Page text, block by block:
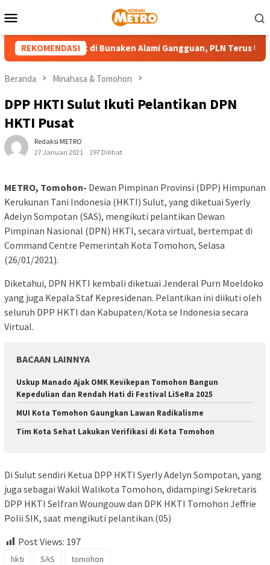
ke
Mobile
REKOMENDASI
Pembangkit di Bunaken Alami Gangguan, PLN Terus
Beranda Minahasa & Tomohon
DPP HKTI Sulut Ikuti Pelantikan DPN
HKTI Pusat
Redaksi METRO
27 Januari 2021
197 Dilihat
METRO, Tomohon- Dewan Pimpinan Provinsi (DPP) Himpunan
Kerukunan Tani Indonesia (HKTI) Sulut, yang diketuai Syerly
Adelyn Sompotan (SAS), mengikuti pelantikan Dewan
Pimpinan Nasional (DPN) HKTI, secara virtual, bertempat di
Command Centre Pemerintah Kota Tomohon, Selasa
(26/01/2021).
Diketahui, DPN HKTI kembali diketuai Jenderal Purn Moeldoko
yang juga Kepala Staf Kepresidenan. Pelantikan ini diikuti oleh
seluruh DPP HKTI dan Kabupaten/Kota se Indonesia secara
Virtual.
BACAAN LAINNYA
Uskup Manado Ajak OMK Kevikepan Tomohon Bangun
Kepedulian dan Rendah Hati di Festival LiSeRa 2025
MUI Kota Tomohon Gaungkan Lawan Radikalisme
Tim Kota Sehat Lakukan Verifikasi di Kota Tomohon
Di Sulut sendiri Ketua DPP HKTI Syerly Adelyn Sompotan, yang
juga sebagai Wakil Walikota Tomohon, didampingi Sekretaris
DPP HKTI Selfran Woungouw dan DPK HKTI Tomohon Jeffrie
Polii SIK, saat mengikuti pelantikan.(05)
Post Views: 197
hkti SAS tomohon